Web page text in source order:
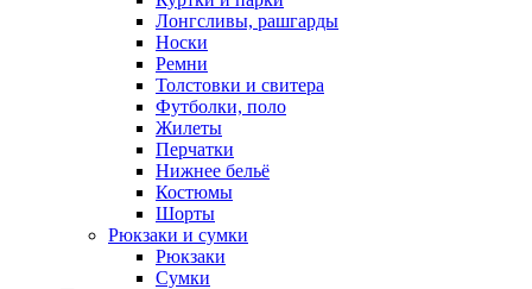
Лонгсливы, рашгарды
Носки
Ремни
Толстовки и свитера
Футболки, поло
Жилеты
Перчатки
Нижнее бельё
Костюмы
Шорты
Рюкзаки и сумки
Рюкзаки
Сумки